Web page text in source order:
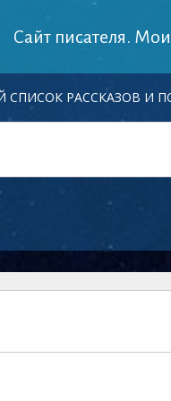
Сайт писателя.
СПИСОК РАССКАЗОВ И